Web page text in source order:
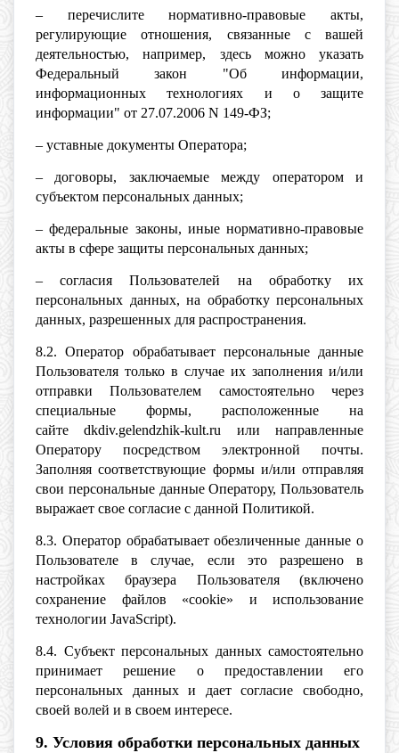
– перечислите нормативно-правовые акты,
регулирующие отношения, связанные с вашей
деятельностью, например, здесь можно указать
Федеральный закон "Об информации,
информационных технологиях и о защите
информации" от 27.07.2006 N 149-ФЗ;
– уставные документы Оператора;
– договоры, заключаемые между оператором и
субъектом персональных данных;
– федеральные законы, иные нормативно-правовые
акты в сфере защиты персональных данных;
– согласия Пользователей на обработку их
персональных данных, на обработку персональных
данных, разрешенных для распространения.
8.2. Оператор обрабатывает персональные данные
Пользователя только в случае их заполнения и/или
отправки Пользователем самостоятельно через
специальные формы, расположенные на
сайте dkdiv.gelendzhik-kult.ru или направленные
Оператору посредством электронной почты.
Заполняя соответствующие формы и/или отправляя
свои персональные данные Оператору, Пользователь
выражает свое согласие с данной Политикой.
8.3. Оператор обрабатывает обезличенные данные о
Пользователе в случае, если это разрешено в
настройках браузера Пользователя (включено
сохранение файлов «cookie» и использование
технологии JavaScript).
8.4. Субъект персональных данных самостоятельно
принимает решение о предоставлении его
персональных данных и дает согласие свободно,
своей волей и в своем интересе.
9. Условия обработки персональных данных